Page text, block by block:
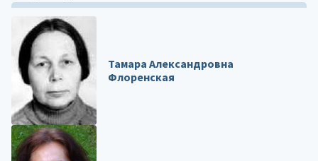
Тамара Александровна
Флоренская